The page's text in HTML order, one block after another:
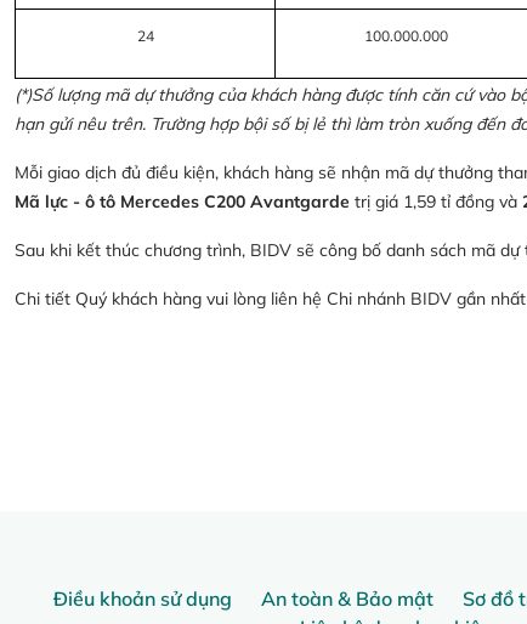
24 100.000.000
(*)Số lượng mã dự thưởng của khách hàng được tính căn cứ vào
hạn gửi nêu trên. Trường hợp bội số bị lẻ thì làm tròn xuống đến
Mỗi giao dịch đủ điều kiện, khách hàng sẽ nhận mã dự thưởng
Mã lực - ô tô Mercedes C200 Avantgarde trị giá 1,59 tỉ đồng và
Sau khi kết thúc chương trình, BIDV sẽ công bố danh sách mã
Chi tiết Quý khách hàng vui lòng liên hệ Chi nhánh BIDV gần
Điều khoản sử dụng An toàn & Bảo mật Sơ đồ